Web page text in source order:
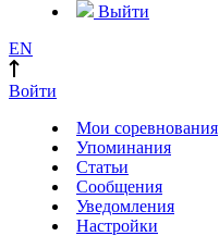
Выйти
EN
Войти
Мои соревнования
Упоминания
Статьи
Сообщения
Уведомления
Настройки